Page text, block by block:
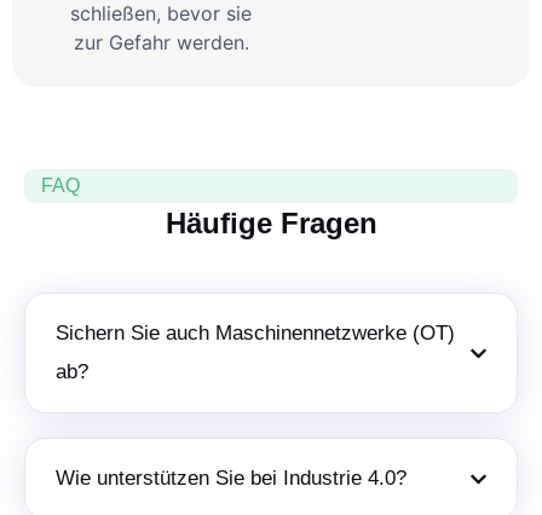
schließen, bevor sie
zur Gefahr werden.
FAQ
Häufige Fragen
Sichern Sie auch Maschinennetzwerke (OT)
ab?
Wie unterstützen Sie bei Industrie 4.0?